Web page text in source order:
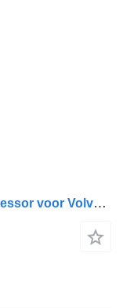
Compresor AC airconditioner compressor voor Volvo SD7H15 R134a 24V vrachtwagen